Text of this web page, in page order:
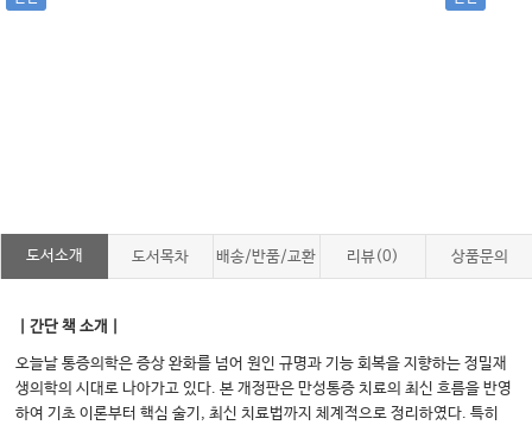
도서소개 도서목차 배송/반품/교환 리뷰(0) 상품문의
｜간단 책 소개｜
오늘날 통증의학은 증상 완화를 넘어 원인 규명과 기능 회복을 지향하는 정밀재
생의학의 시대로 나아가고 있다. 본 개정판은 만성통증 치료의 최신 흐름을 반영
하여 기초 이론부터 핵심 술기, 최신 치료법까지 체계적으로 정리하였다. 특히